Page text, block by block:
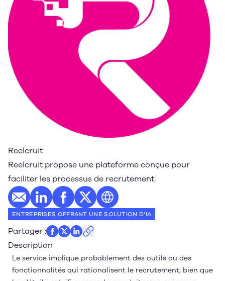
Reelcruit
Reelcruit propose une plateforme conçue pour
faciliter les processus de recrutement.
E-mailProfil LinkedIn
Profil Facebook
Profil Twitter
Site web
ENTREPRISES OFFRANT UNE SOLUTION D'IA
Partager :
Description
Le service implique probablement des outils ou des
fonctionnalités qui rationalisent le recrutement, bien que